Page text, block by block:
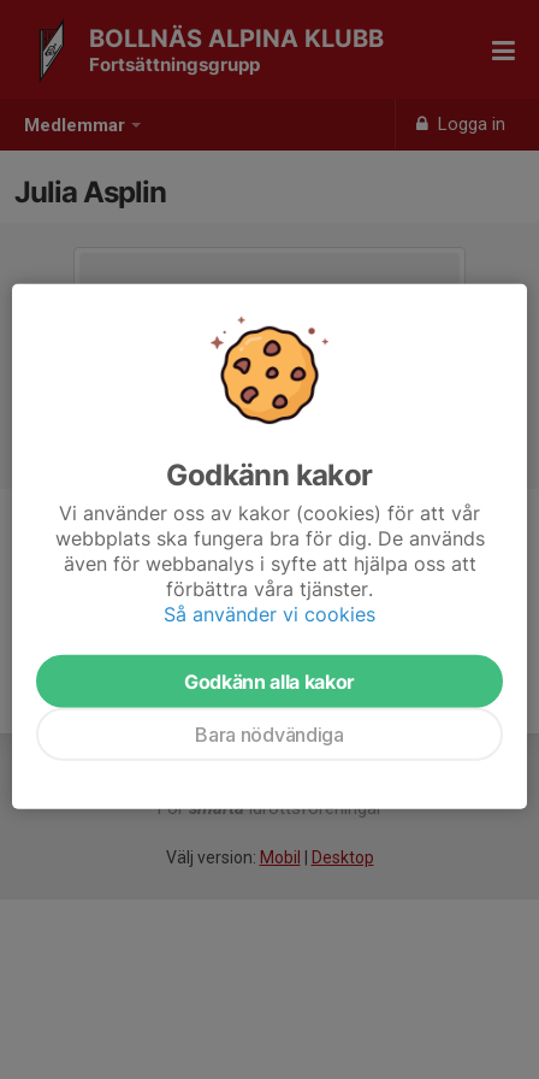
Medlemmar Logga in
BOLLNÄS ALPINA KLUBB
Fortsättningsgrupp
Julia Asplin
Titel
Ledare
Ålder
34 år
Försmartaidrottsföreningar
Välj version: Mobil Desktop
Godkänn kakor
Vi använder oss av kakor (cookies) för att vår
webbplats ska fungera bra för dig. De används
även för webbanalys i syfte att hjälpa oss att
förbättra våra tjänster.
Så använder vi cookies
Godkänn alla kakor
Bara nödvändiga